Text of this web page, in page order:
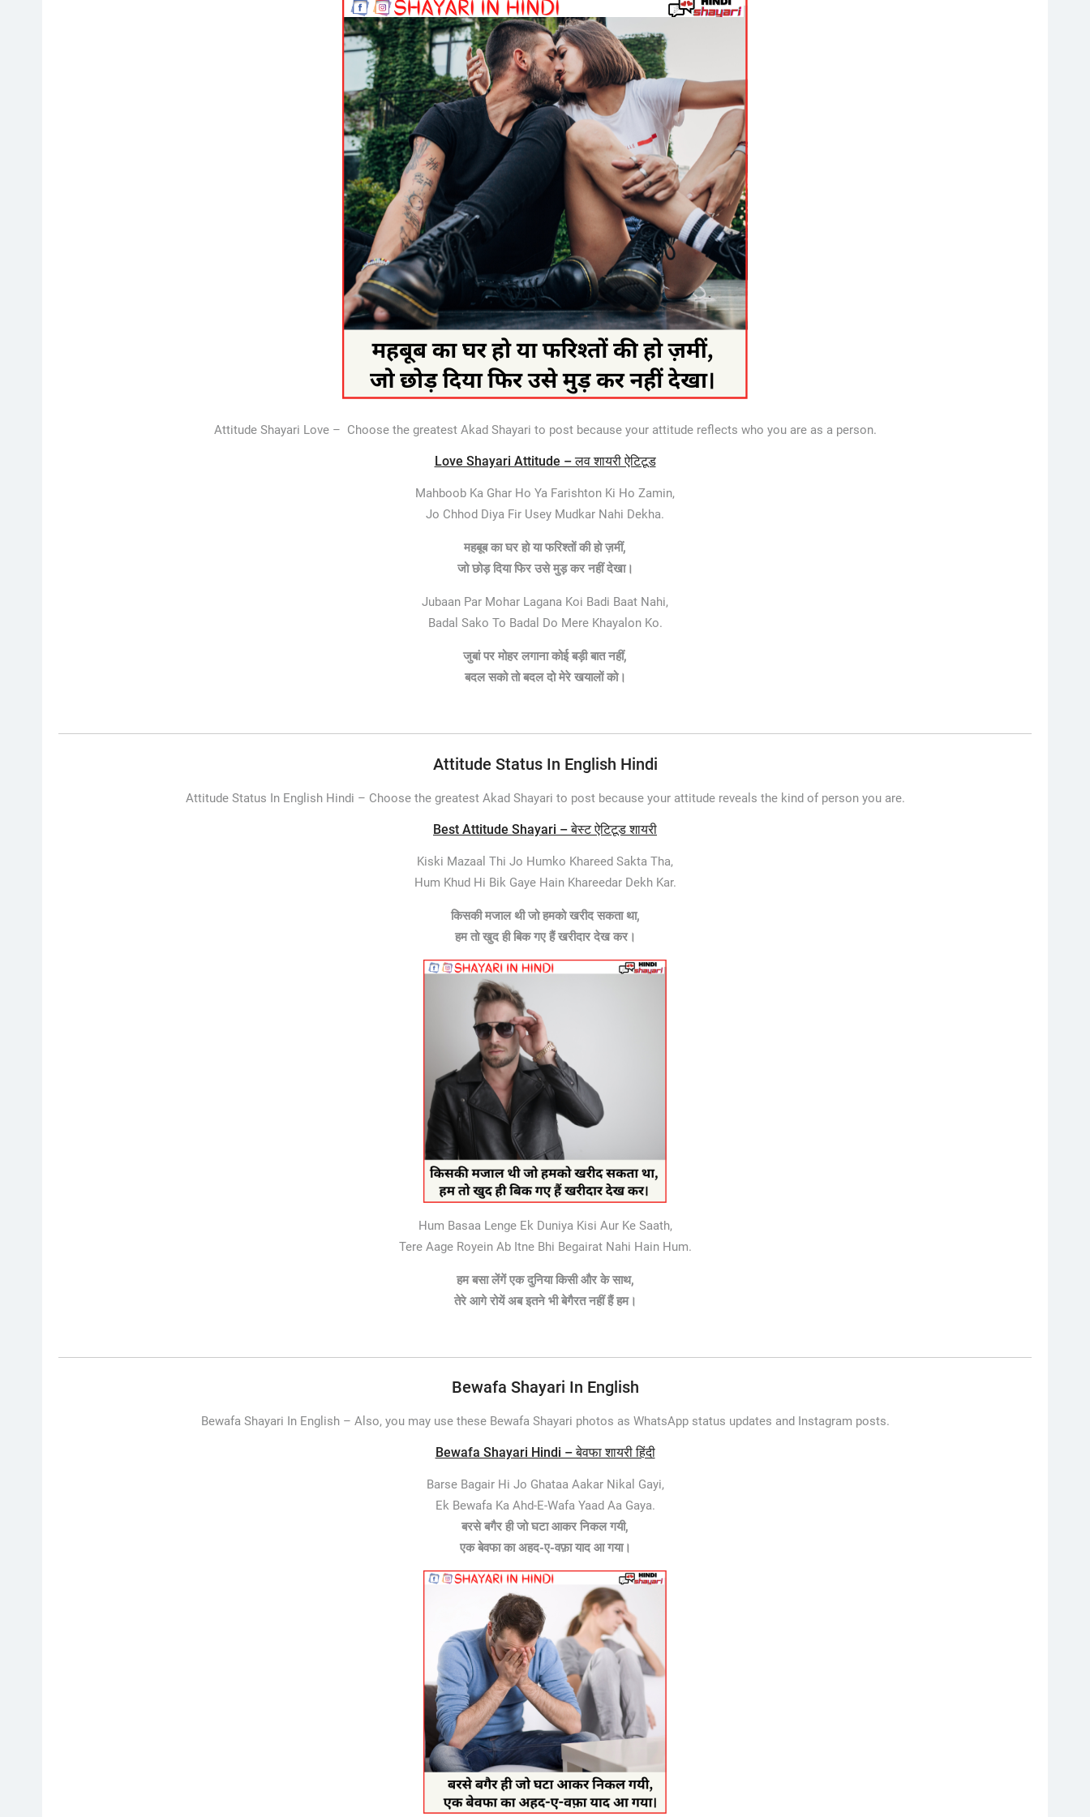
Attitude Shayari Love – Choose the greatest Akad Shayari to post because your attitude reflects who you are as a person.
Love Shayari Attitude – लव शायरी ऐटिटूड
Mahboob Ka Ghar Ho Ya Farishton Ki Ho Zamin,
Jo Chhod Diya Fir Usey Mudkar Nahi Dekha.
महबूब का घर हो या फरिश्तों की हो ज़मीं,
जो छोड़ दिया फिर उसे मुड़ कर नहीं देखा।
Jubaan Par Mohar Lagana Koi Badi Baat Nahi,
Badal Sako To Badal Do Mere Khayalon Ko.
जुबां पर मोहर लगाना कोई बड़ी बात नहीं,
बदल सको तो बदल दो मेरे खयालों को।
Attitude Status In English Hindi
Attitude Status In English Hindi – Choose the greatest Akad Shayari to post because your attitude reveals the kind of person you are.
Best Attitude Shayari – बेस्ट ऐटिटूड शायरी
Kiski Mazaal Thi Jo Humko Khareed Sakta Tha,
Hum Khud Hi Bik Gaye Hain Khareedar Dekh Kar.
किसकी मजाल थी जो हमको खरीद सकता था,
हम तो खुद ही बिक गए हैं खरीदार देख कर।
Hum Basaa Lenge Ek Duniya Kisi Aur Ke Saath,
Tere Aage Royein Ab Itne Bhi Begairat Nahi Hain Hum.
हम बसा लेंगें एक दुनिया किसी और के साथ,
तेरे आगे रोयें अब इतने भी बेगैरत नहीं हैं हम।
Bewafa Shayari In English
Bewafa Shayari In English – Also, you may use these Bewafa Shayari photos as WhatsApp status updates and Instagram posts.
Bewafa Shayari Hindi – बेवफा शायरी हिंदी
Barse Bagair Hi Jo Ghataa Aakar Nikal Gayi,
Ek Bewafa Ka Ahd-E-Wafa Yaad Aa Gaya.
बरसे बगैर ही जो घटा आकर निकल गयी,
एक बेवफा का अहद-ए-वफ़ा याद आ गया।